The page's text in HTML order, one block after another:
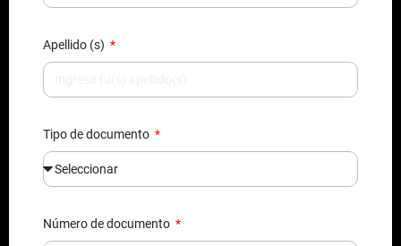
Apellido (s)
Tipo de documento
Número de documento